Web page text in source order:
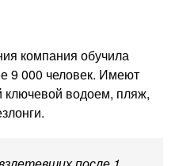
компания обучила
9 000 человек. Имеют
ключевой водоем, пляж,